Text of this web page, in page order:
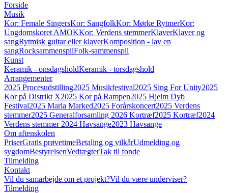
Forside
Musik
Kor: Female SingersKor: SangfolkKor: Mørke RytmerKor:
Ungdomskoret AMOKKor: Verdens stemmerKlaverKlaver og
sangRytmisk guitar eller klaverKomposition - lav en
sangRocksammenspilFolk-sammenspil
Kunst
Keramik - onsdagsholdKeramik - torsdagshold
Arrangementer
2025 Procesudstilling2025 Musikfestival2025 Sing For Unity2025
Kor på Distrikt X2025 Kor på Rampen2025 Hjelm Dyb
Festival2025 Maria Marked2025 Forårskoncert2025 Verdens
stemmer2025 Generalforsamling 2026 Kortræf2025 Kortræf2024
Verdens stemmer 2024 Havsange2023 Havsange
Om aftenskolen
PriserGratis prøvetimeBetaling og vilkårUdmelding og
sygdomBestyrelsenVedtægterTak til fonde
Tilmelding
Kontakt
Vil du samarbejde om et projekt?Vil du være underviser?
Tilmelding